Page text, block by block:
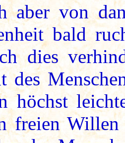
aber von
bald
dies
des
höchst
freien Willen